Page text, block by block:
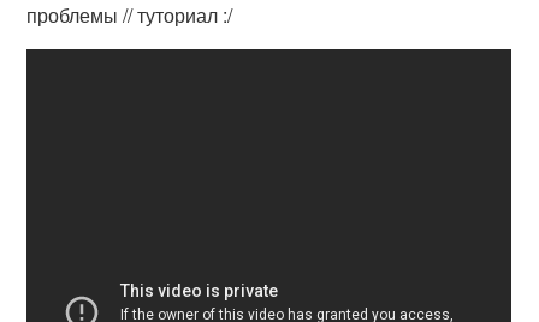
проблемы // туториал :/